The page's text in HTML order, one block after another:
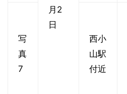
月2
日
写
真
7
西小
山駅
付近